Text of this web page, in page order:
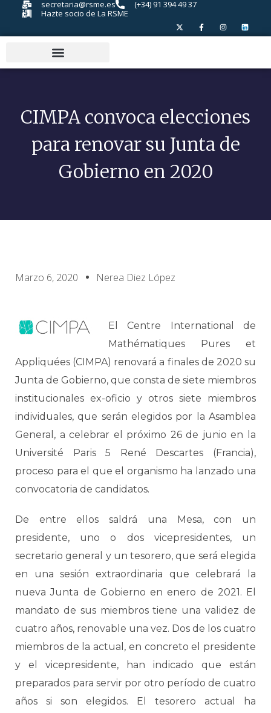
secretaria@rsme.es
(+34) 91 394 49 37
Hazte socio de La RSME
CIMPA convoca elecciones
para renovar su Junta de
Gobierno en 2020
Marzo 6, 2020 Nerea Diez López
El Centre International de
Mathématiques Pures et
Appliquées (CIMPA) renovará a finales de 2020 su
Junta de Gobierno, que consta de siete miembros
institucionales ex-oficio y otros siete miembros
individuales, que serán elegidos por la Asamblea
General, a celebrar el próximo 26 de junio en la
Université Paris 5 René Descartes (Francia),
proceso para el que el organismo ha lanzado una
convocatoria de candidatos.
De entre ellos saldrá una Mesa, con un
presidente, uno o dos vicepresidentes, un
secretario general y un tesorero, que será elegida
en una sesión extraordinaria que celebrará la
nueva Junta de Gobierno en enero de 2021. El
mandato de sus miembros tiene una validez de
cuatro años, renovable una vez. Dos de los cuatro
miembros de la actual, en concreto el presidente
y el vicepresidente, han indicado que están
preparados para servir por otro período de cuatro
años si son elegidos. El tesorero actual ha